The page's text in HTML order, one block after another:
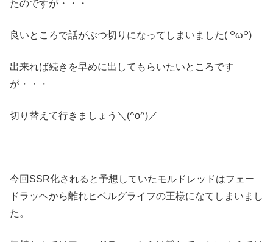
たのですが・・・
良いところで話がぶつ切りになってしまいました( ꒪ω꒪)
出来れば続きを早めに出してもらいたいところです
が・・・
切り替えて行きましょう＼(^o^)／
今回SSR化されると予想していたモルドレッドはフェー
ドラッヘから離れヒベルグライフの王様になてしまいまし
た。